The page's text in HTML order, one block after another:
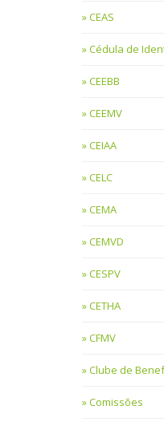
CEAS
Cédula de
CEEBB
CEEMV
CEIAA
CELC
CEMA
CEMVD
CESPV
CETHA
CFMV
Clube de
Comissões